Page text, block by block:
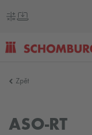
Zpět
ASO-RT